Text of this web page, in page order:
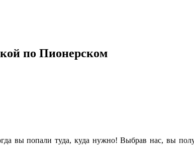
по Пионерском
вы попали туда, куда нужно! Выбрав нас, вы